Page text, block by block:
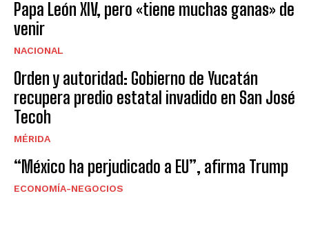
Papa León XIV, pero «tiene muchas ganas» de
venir
NACIONAL
Orden y autoridad: Gobierno de Yucatán
recupera predio estatal invadido en San José
Tecoh
MÉRIDA
“México ha perjudicado a EU”, afirma Trump
ECONOMÍA-NEGOCIOS